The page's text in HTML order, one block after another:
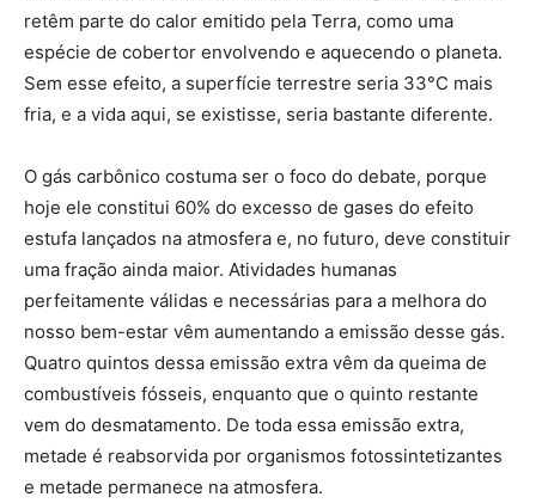
retêm parte do calor emitido pela Terra, como uma
espécie de cobertor envolvendo e aquecendo o planeta.
Sem esse efeito, a superfície terrestre seria 33°C mais
fria, e a vida aqui, se existisse, seria bastante diferente.
O gás carbônico costuma ser o foco do debate, porque
hoje ele constitui 60% do excesso de gases do efeito
estufa lançados na atmosfera e, no futuro, deve constituir
uma fração ainda maior. Atividades humanas
perfeitamente válidas e necessárias para a melhora do
nosso bem-estar vêm aumentando a emissão desse gás.
Quatro quintos dessa emissão extra vêm da queima de
combustíveis fósseis, enquanto que o quinto restante
vem do desmatamento. De toda essa emissão extra,
metade é reabsorvida por organismos fotossintetizantes
e metade permanece na atmosfera.